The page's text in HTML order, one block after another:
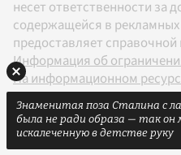
несет ответственности за
содержащейся в
предоставляет
Информация об
На информационном
рекомендательные
Правилами
Знаменитая поза Сталина с
была не ради образа — так он
искалеченную в детстве руку